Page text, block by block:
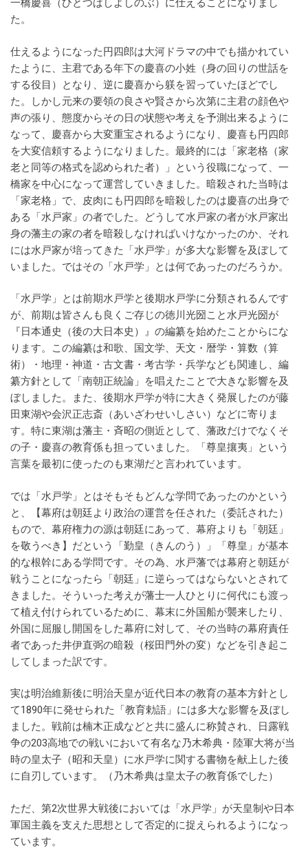
一橋慶喜（ひとつばしよしのぶ）に仕えることになりまし
た。
仕えるようになった円四郎は大河ドラマの中でも描かれてい
たように、主君である年下の慶喜の小姓（身の回りの世話を
する役目）となり、逆に慶喜から躾を習っていたほどでし
た。しかし元来の要領の良さや賢さから次第に主君の顔色や
声の張り、態度からその日の状態や考えを予測出来るように
なって、慶喜から大変重宝されるようになり、慶喜も円四郎
を大変信頼するようになりました。最終的には「家老格（家
老と同等の格式を認められた者）」という役職になって、一
橋家を中心になって運営していきました。暗殺された当時は
「家老格」で、皮肉にも円四郎を暗殺したのは慶喜の出身で
ある「水戸家」の者でした。どうして水戸家の者が水戸家出
身の藩主の家の者を暗殺しなければいけなかったのか、それ
には水戸家が培ってきた「水戸学」が多大な影響を及ぼして
いました。ではその「水戸学」とは何であったのだろうか。
「水戸学」とは前期水戸学と後期水戸学に分類されるんです
が、前期は皆さんも良くご存じの徳川光圀こと水戸光圀が
『日本通史（後の大日本史）』の編纂を始めたことからにな
ります。この編纂は和歌、国文学、天文・暦学・算数（算
術）・地理・神道・古文書・考古学・兵学なども関連し、編
纂方針として「南朝正統論」を唱えたことで大きな影響を及
ぼしました。また、後期水戸学が特に大きく発展したのが藤
田東湖や会沢正志斎（あいざわせいしさい）などに寄りま
す。特に東湖は藩主・斉昭の側近として、藩政だけでなくそ
の子・慶喜の教育係も担っていました。「尊皇攘夷」という
言葉を最初に使ったのも東湖だと言われています。
では「水戸学」とはそもそもどんな学問であったのかという
と、【幕府は朝廷より政治の運営を任された（委託された）
もので、幕府権力の源は朝廷にあって、幕府よりも「朝廷」
を敬うべき】だという「勤皇（きんのう）」「尊皇」が基本
的な根幹にある学問です。その為、水戸藩では幕府と朝廷が
戦うことになったら「朝廷」に逆らってはならないとされて
きました。そういった考えが藩士一人ひとりに何代にも渡っ
て植え付けられているために、幕末に外国船が襲来したり、
外国に屈服し開国をした幕府に対して、その当時の幕府責任
者であった井伊直弼の暗殺（桜田門外の変）などを引き起こ
してしまった訳です。
実は明治維新後に明治天皇が近代日本の教育の基本方針とし
て1890年に発せられた「教育勅語」には多大な影響を及ぼし
ました。戦前は楠木正成などと共に盛んに称賛され、日露戦
争の203高地での戦いにおいて有名な乃木希典・陸軍大将が当
時の皇太子（昭和天皇）に水戸学に関する書物を献上した後
に自刃しています。（乃木希典は皇太子の教育係でした）
ただ、第2次世界大戦後においては「水戸学」が天皇制や日本
軍国主義を支えた思想として否定的に捉えられるようになっ
ています。